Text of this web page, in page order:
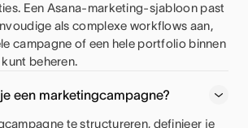
Een Asana-marketing-sjabloon past
als complexe workflows aan,
campagne of een hele portfolio binnen
beheren.
een marketingcampagne?
te structureren, definieer je